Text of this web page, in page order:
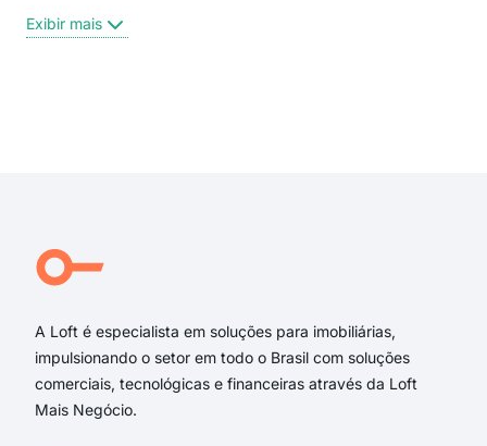
Exibir mais
A Loft é especialista em soluções para imobiliárias,
impulsionando o setor em todo o Brasil com soluções
comerciais, tecnológicas e financeiras através da Loft
Mais Negócio.